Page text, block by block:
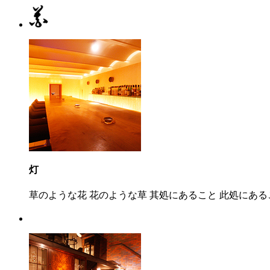
灯
草のような花 花のような草 其処にあること 此処にある